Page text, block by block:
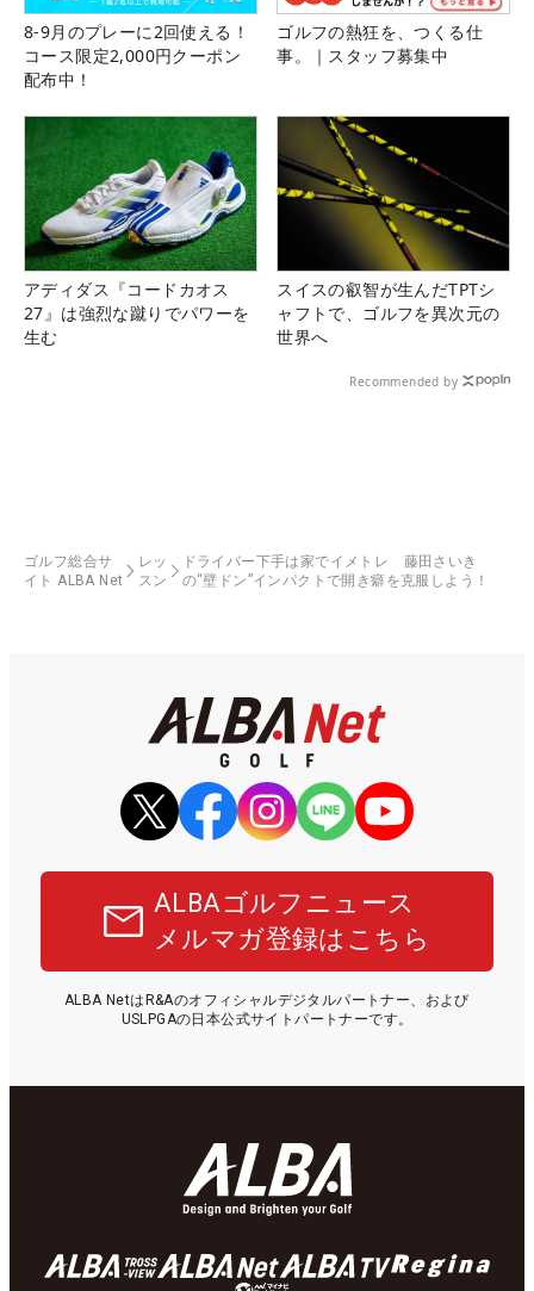
8-9月のプレーに2回使える！
コース限定2,000円クーポン
配布中！
ゴルフの熱狂を、つくる仕
事。｜スタッフ募集中
アディダス『コードカオス
27』は強烈な蹴りでパワーを
生む
スイスの叡智が生んだTPTシ
ャフトで、ゴルフを異次元の
世界へ
Recommended by
ゴルフ総合サ
イト ALBA Net
レッ
スン
ドライバー下手は家でイメトレ 藤田さいき
の“壁ドン”インパクトで開き癖を克服しよう！
ALBAゴルフニュース
メルマガ登録はこちら
ALBA NetはR&Aのオフィシャルデジタルパートナー、および
USLPGAの日本公式サイトパートナーです。